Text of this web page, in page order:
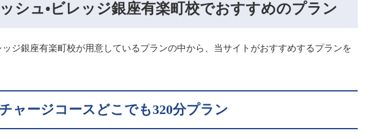
シュ•ビレッジ銀座有楽町校でおすすめのプラン
ッジ銀座有楽町校が用意しているプランの中から、当サイトがおすすめするプランを
ャージコースどこでも320分プラン